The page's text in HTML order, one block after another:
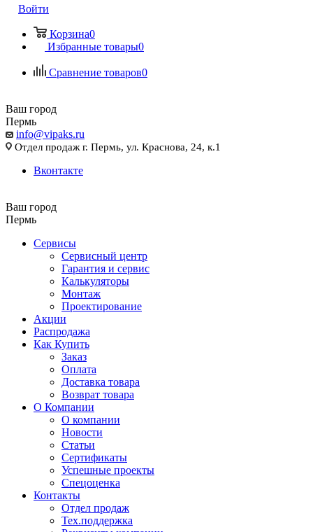
Войти
Корзина0
Избранные товары0
Сравнение товаров0
Ваш город
Пермь
info@vipaks.ru
Отдел продаж г. Пермь, ул. Краснова, 24, к.1
Вконтакте
Ваш город
Пермь
Сервисы
Сервисный центр
Гарантия и сервис
Калькуляторы
Монтаж
Проектирование
Акции
Распродажа
Как Купить
Заказ
Оплата
Доставка товара
Возврат товара
О Компании
О компании
Новости
Статьи
Сертификаты
Успешные проекты
Спецоценка
Контакты
Отдел продаж
Тех.поддержка